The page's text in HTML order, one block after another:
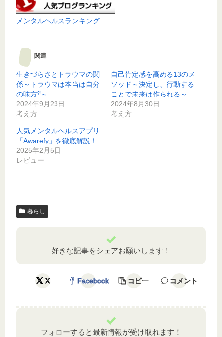
メンタルヘルスランキング
関連
生きづらさとトラウマの関
係～トラウマは本当は自分
の味方⁈～
2024年9月23日
考え方
自己肯定感を高める13のメ
ソッド～決定し、行動する
ことで未来は作られる～
2024年8月30日
考え方
人気メンタルヘルスアプリ
「Awarefy」を徹底解説！
2025年2月5日
レビュー
暮らし
好きな記事をシェアお願いします！
X Facebook コピー コメント
フォローすると最新情報が受け取れます！